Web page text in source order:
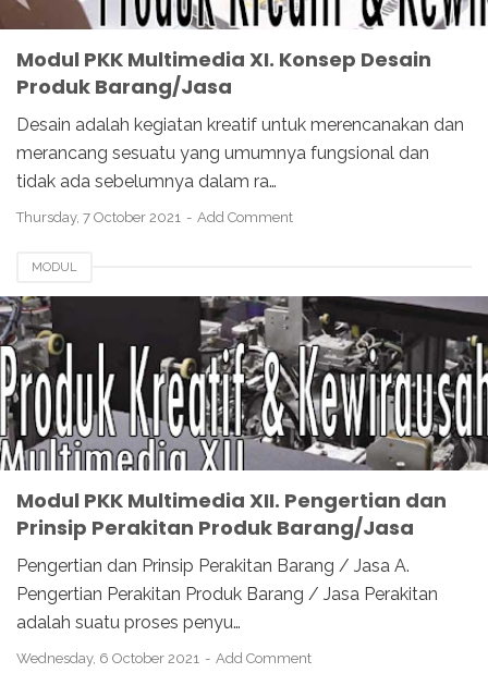
Modul PKK Multimedia XI. Konsep Desain
Produk Barang/Jasa
Desain adalah kegiatan kreatif untuk merencanakan dan
merancang sesuatu yang umumnya fungsional dan
tidak ada sebelumnya dalam ra…
Thursday, 7 October 2021 Add Comment
MODUL
Modul PKK Multimedia XII. Pengertian dan
Prinsip Perakitan Produk Barang/Jasa
Pengertian dan Prinsip Perakitan Barang / Jasa A.
Pengertian Perakitan Produk Barang / Jasa Perakitan
adalah suatu proses penyu…
Wednesday, 6 October 2021 Add Comment